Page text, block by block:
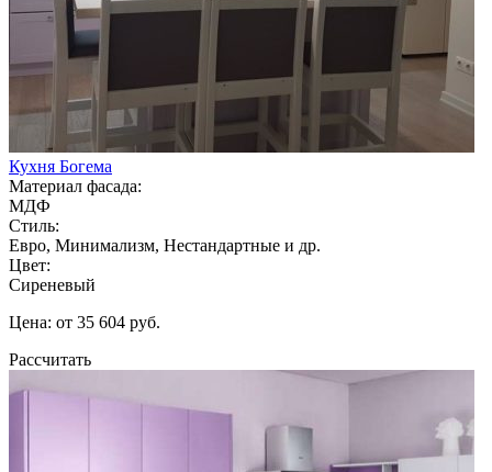
Кухня Богема
Материал фасада:
МДФ
Стиль:
Евро, Минимализм, Нестандартные и др.
Цвет:
Сиреневый
Цена: от 35 604 руб.
Рассчитать